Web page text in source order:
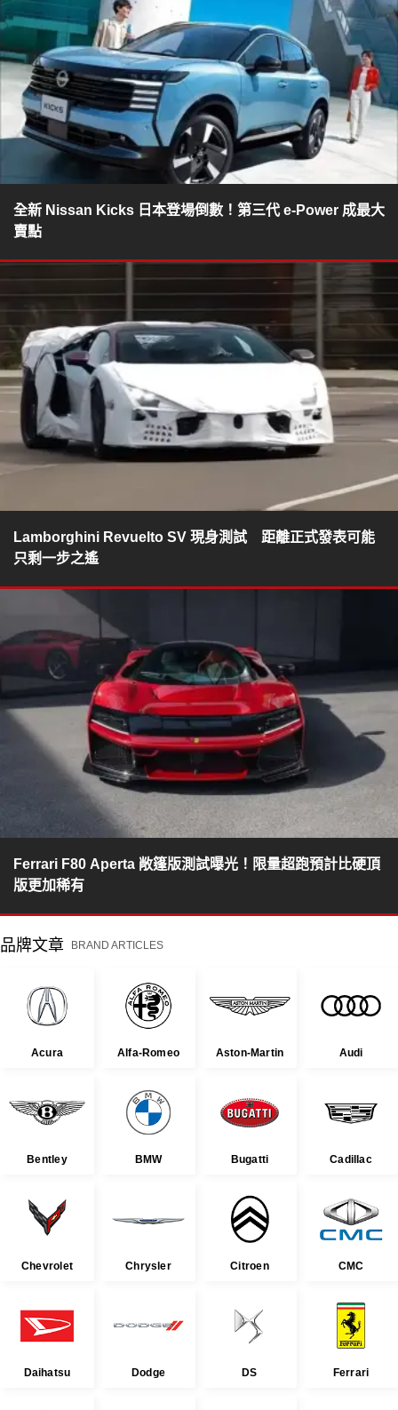
全新 Nissan Kicks 日本登場倒數！第三代 e-Power 成最大
賣點
Lamborghini Revuelto SV 現身測試 距離正式發表可能
只剩一步之遙
Ferrari F80 Aperta 敞篷版測試曝光！限量超跑預計比硬頂
版更加稀有
品牌文章 BRAND ARTICLES
Acura Alfa-Romeo Aston-Martin Audi
Bentley BMW Bugatti Cadillac
Chevrolet Chrysler Citroen CMC
Daihatsu Dodge DS Ferrari